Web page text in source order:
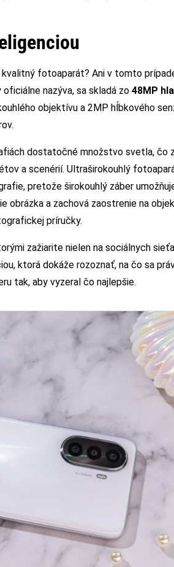
fotoaparát? Ani v tomto
nazýva, sa skladá zo 48MP
objektívu a 2MP hĺbkového
dostatočné množstvo svetla, čo
a scenérií. Ultraširokouhlý
pretože širokouhlý záber
obrázka a zachová zaostrenie na
príručky.
zažiarite nielen na sociálnych
ktorá dokáže rozoznať, na čo sa
tak, aby vyzeral čo najlepšie.